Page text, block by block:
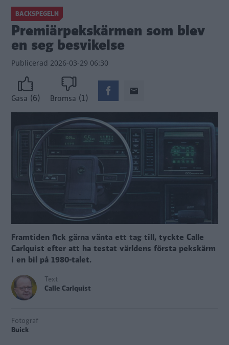
BACKSPEGELN
Premiärpekskärmen som blev
en seg besvikelse
Publicerad 2026-03-29 06:30
Gasa (6) Bromsa (1)
Framtiden fick gärna vänta ett tag till, tyckte Calle
Carlquist efter att ha testat världens första pekskärm
i en bil på 1980-talet.
Text
Calle Carlquist
Fotograf
Buick